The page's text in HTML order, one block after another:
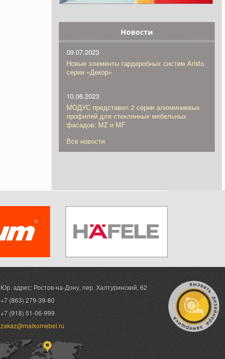
Новости
09.07.2023
Новые элементы гардеробных систем Aristo
серии «Декор»
10.06.2023
МОДУС представил 2 серии алюминиевых
профилей для стеклянных мебельных
фасадов: MZ и MF
Все новости
Юр. адрес: Ростов-на-Дону,пер. Халтуринский, 62
+7 (863) 279-39-80
+7 (918) 51-06-999
zakaz@malkomebel.ru